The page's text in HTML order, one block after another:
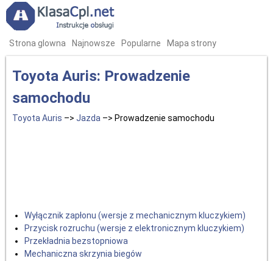
Strona glowna Najnowsze Popularne Mapa strony
Toyota Auris: Prowadzenie
samochodu
Toyota Auris –> Jazda –> Prowadzenie samochodu
Wyłącznik zapłonu (wersje z mechanicznym kluczykiem)
Przycisk rozruchu (wersje z elektronicznym kluczykiem)
Przekładnia bezstopniowa
Mechaniczna skrzynia biegów